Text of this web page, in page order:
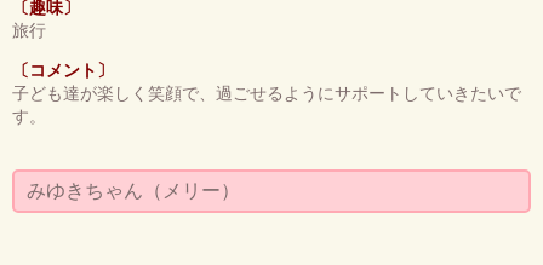
〔趣味〕
旅行
〔コメント〕
子ども達が楽しく笑顔で、過ごせるようにサポートしていきたいで
す。
みゆきちゃん（メリー）